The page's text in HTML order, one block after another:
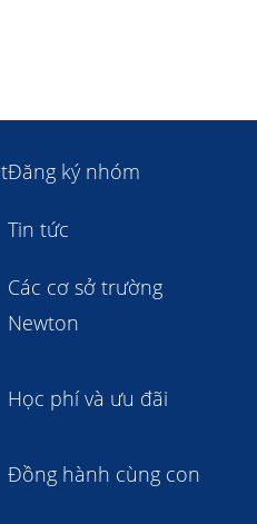
Đăng ký nhóm
Tin tức
Các cơ sở trường
Newton
Học phí và ưu đãi
Đồng hành cùng con